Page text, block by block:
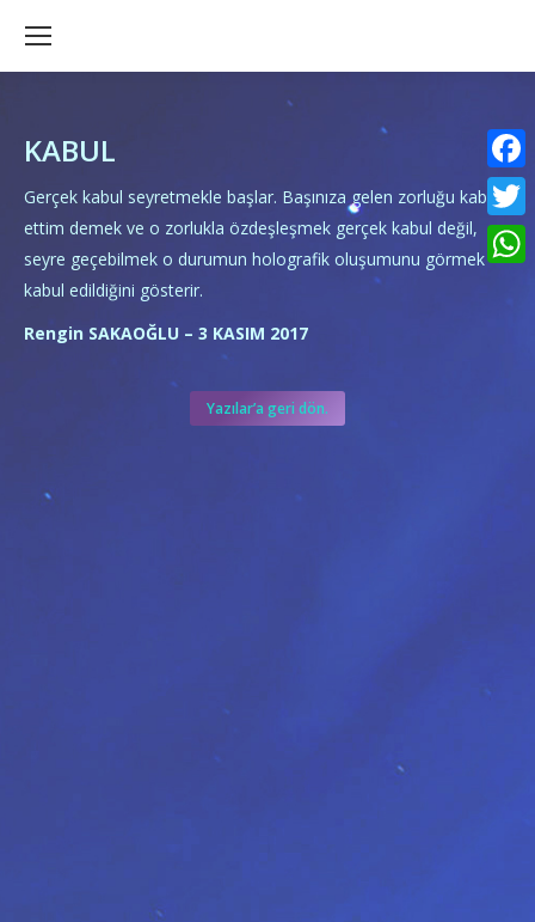
KABUL
Gerçek kabul seyretmekle başlar. Başınıza gelen zorluğu kabul
ettim demek ve o zorlukla özdeşleşmek gerçek kabul değil,
seyre geçebilmek o durumun holografik oluşumunu görmek
kabul edildiğini gösterir.
Rengin SAKAOĞLU – 3 KASIM 2017
Yazılar’a geri dön.